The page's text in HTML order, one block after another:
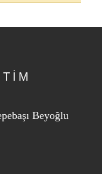
Beyoğlu